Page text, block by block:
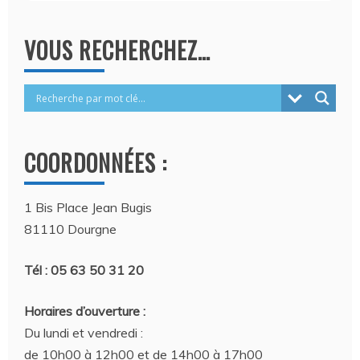
VOUS RECHERCHEZ…
COORDONNÉES :
1 Bis Place Jean Bugis
81110 Dourgne
Tél : 05 63 50 31 20
Horaires d’ouverture :
Du lundi et vendredi :
de 10h00 à 12h00 et de 14h00 à 17h00